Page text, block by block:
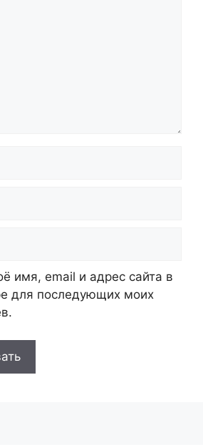
имя, email и адрес сайта в
для последующих моих